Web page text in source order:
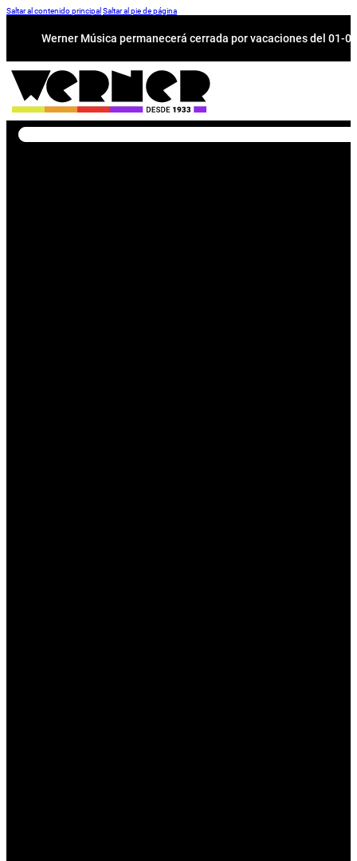
Saltar al contenido principal Saltar al pie de página
Werner Música permanecerá cerrada por vacaciones del 01-
Buscar